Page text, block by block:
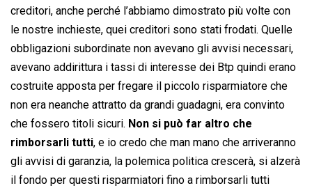
creditori, anche perché l’abbiamo dimostrato più volte con
le nostre inchieste, quei creditori sono stati frodati. Quelle
obbligazioni subordinate non avevano gli avvisi necessari,
avevano addirittura i tassi di interesse dei Btp quindi erano
costruite apposta per fregare il piccolo risparmiatore che
non era neanche attratto da grandi guadagni, era convinto
che fossero titoli sicuri. Non si può far altro che
rimborsarli tutti, e io credo che man mano che arriveranno
gli avvisi di garanzia, la polemica politica crescerà, si alzerà
il fondo per questi risparmiatori fino a rimborsarli tutti